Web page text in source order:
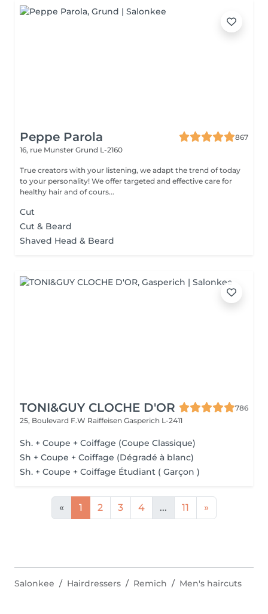
Peppe Parola
867
16, rue Munster Grund L-2160
True creators with your listening, we adapt the trend of today
to your personality! We offer targeted and effective care for
healthy hair and of cours...
Cut
Cut & Beard
Shaved Head & Beard
TONI&GUY CLOCHE D'OR
786
25, Boulevard F.W Raiffeisen Gasperich L-2411
Sh. + Coupe + Coiffage (Coupe Classique)
Sh + Coupe + Coiffage (Dégradé à blanc)
Sh. + Coupe + Coiffage Étudiant ( Garçon )
« 1 2 3 4 ... 11 »
Salonkee Hairdressers Remich Men's haircuts